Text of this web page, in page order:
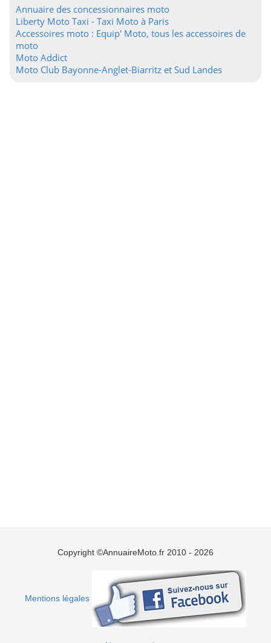
Annuaire des concessionnaires moto
Liberty Moto Taxi - Taxi Moto à Paris
Accessoires moto : Equip' Moto, tous les accessoires de
moto
Moto Addict
Moto Club Bayonne-Anglet-Biarritz et Sud Landes
Copyright ©AnnuaireMoto.fr 2010 - 2026
Mentions légales